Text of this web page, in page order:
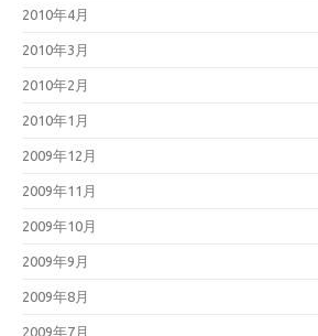
2010年4月
2010年3月
2010年2月
2010年1月
2009年12月
2009年11月
2009年10月
2009年9月
2009年8月
2009年7月